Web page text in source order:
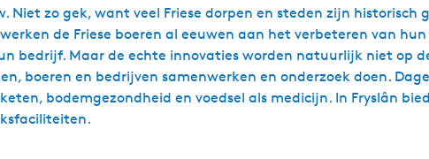
Niet zo gek, want veel Friese dorpen en steden zijn
de Friese boeren al eeuwen aan het verbeteren van
bedrijf. Maar de echte innovaties worden natuurlijk niet op
boeren en bedrijven samenwerken en onderzoek doen.
bodemgezondheid en voedsel als medicijn. In Fryslân